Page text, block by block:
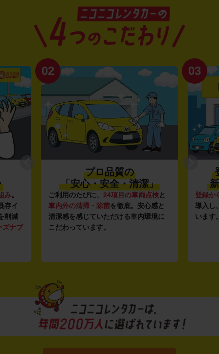
み。
存イ
削減
ズナブ
02
プロ品質の
「安心・安全・清潔」
ご利用のたびに、 24項目の車両点検と
車内外の清掃・除菌を徹底。安心感と
清潔感を感じていただける車内環境に
こだわっています。
03
登録か
導入し
います